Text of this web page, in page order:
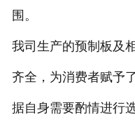
围。
我司生产的预制板及
齐全，为消费者赋予
据自身需要酌情进行